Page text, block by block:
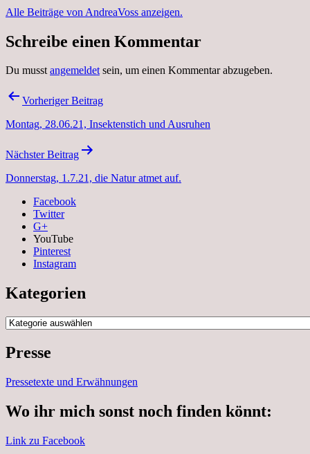
Alle Beiträge von AndreaVoss anzeigen.
Schreibe einen Kommentar
Du musstangemeldetsein, um einen Kommentar abzugeben.
Beitragsnavigation
Vorheriger Beitrag
Montag, 28.06.21, Insektenstich und Ausruhen
Nächster Beitrag
Donnerstag, 1.7.21, die Natur atmet auf.
Facebook
Twitter
G+
YouTube
Pinterest
Instagram
Kategorien
Kategorien
Presse
Pressetexte und Erwähnungen
Wo ihr mich sonst noch finden könnt:
Link zu Facebook